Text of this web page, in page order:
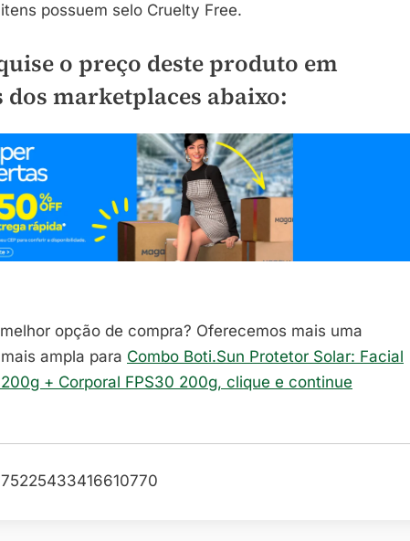
possuem selo Cruelty Free.
o preço deste produto em
dos marketplaces abaixo:
opção de compra? Oferecemos mais uma
mais ampla para Combo Boti.Sun Protetor Solar: Facial
+ Corporal FPS30 200g, clique e continue